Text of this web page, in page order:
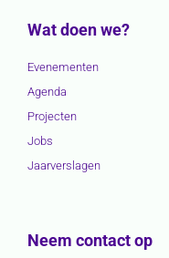
Wat doen we?
Evenementen
Agenda
Projecten
Jobs
Jaarverslagen
Neem contact op